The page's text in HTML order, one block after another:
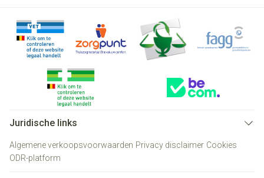
Juridische links
Algemene verkoopsvoorwaarden Privacy disclaimer Cookies
ODR-platform